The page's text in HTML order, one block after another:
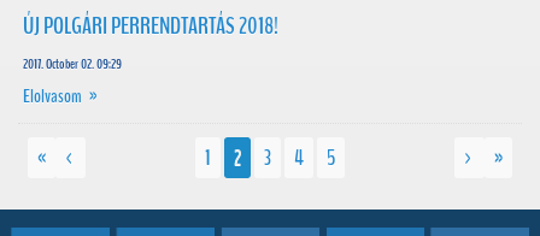
ÚJ POLGÁRI PERRENDTARTÁS 2018!
2017. October 02. 09:29
Elolvasom »
« < 1 2 3 4 5 > »